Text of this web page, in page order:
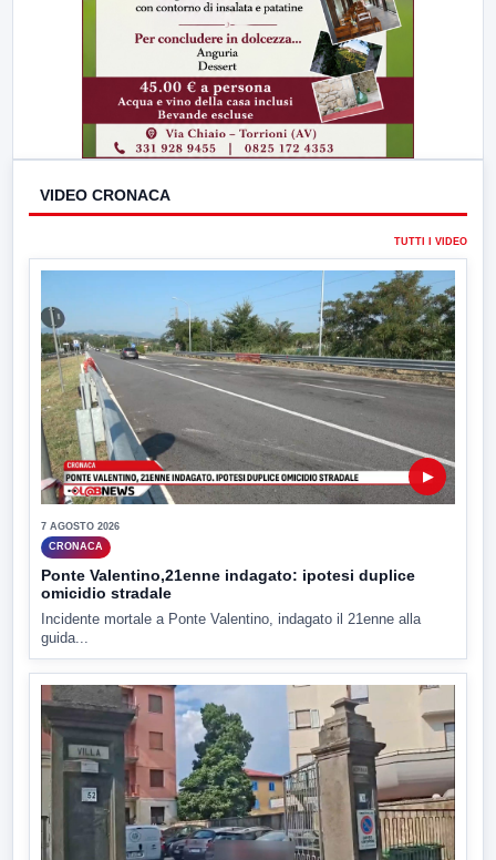
VIDEO CRONACA
TUTTI I VIDEO
▶
7 AGOSTO 2026
CRONACA
Ponte Valentino,21enne indagato: ipotesi duplice
omicidio stradale
Incidente mortale a Ponte Valentino, indagato il 21enne alla
guida...